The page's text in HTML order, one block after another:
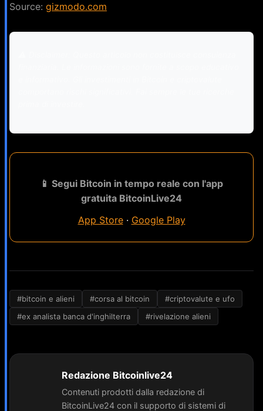
Source: gizmodo.com
📱 Segui Bitcoin in tempo reale con l'app
gratuita BitcoinLive24
App Store· Google Play
#bitcoin e alieni #corsa al bitcoin
#criptovalute e ufo
#ex analista banca d'inghilterra
#rivelazione alieni
Redazione Bitcoinlive24
Contenuti prodotti dalla redazione di
BitcoinLive24 con il supporto di sistemi di